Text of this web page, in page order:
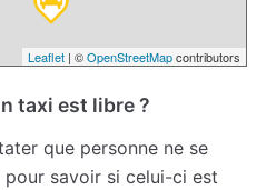
Leaflet| ©OpenStreetMapcontributors
taxi est libre ?
que personne ne se
savoir si celui-ci est